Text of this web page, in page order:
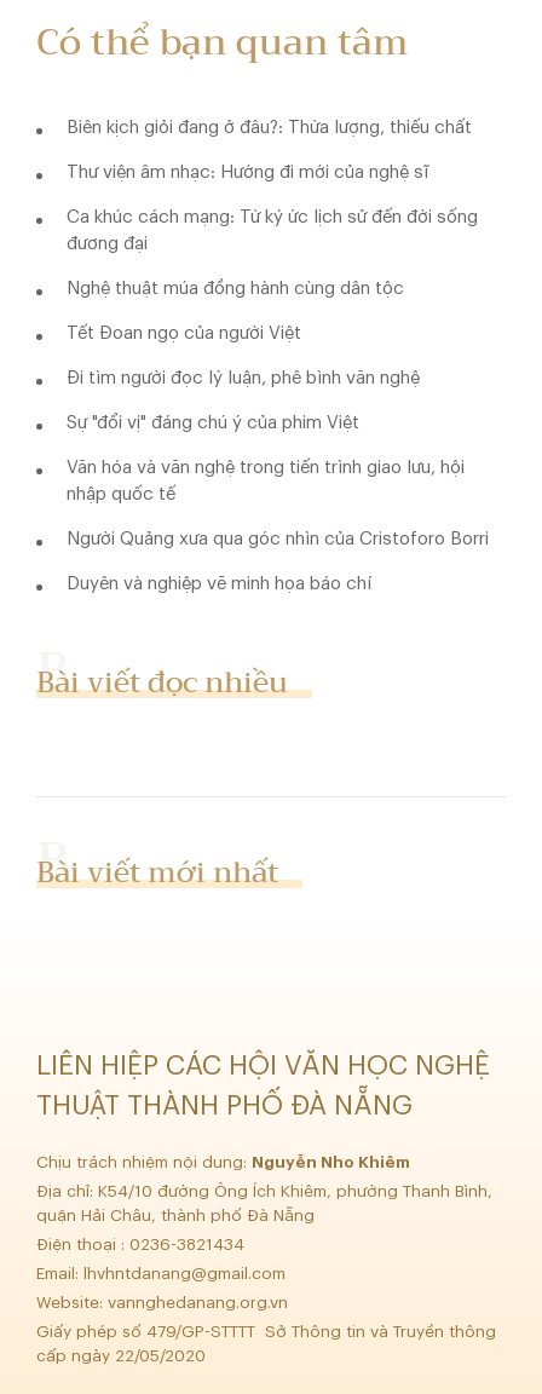
Có thể bạn quan tâm
Biên kịch giỏi đang ở đâu?: Thừa lượng, thiếu chất
Thư viện âm nhạc: Hướng đi mới của nghệ sĩ
Ca khúc cách mạng: Từ ký ức lịch sử đến đời sống
đương đại
Nghệ thuật múa đồng hành cùng dân tộc
Tết Đoan ngọ của người Việt
Đi tìm người đọc lý luận, phê bình văn nghệ
Sự "đổi vị" đáng chú ý của phim Việt
Văn hóa và văn nghệ trong tiến trình giao lưu, hội
nhập quốc tế
Người Quảng xưa qua góc nhìn của Cristoforo Borri
Duyên và nghiệp vẽ minh họa báo chí
Bài viết đọc nhiều
Bài viết mới nhất
LIÊN HIỆP CÁC HỘI VĂN HỌC NGHỆ
THUẬT THÀNH PHỐ ĐÀ NẴNG
Chịu trách nhiệm nội dung: Nguyễn Nho Khiêm
Địa chỉ: K54/10 đường Ông Ích Khiêm, phường Thanh Bình,
quận Hải Châu, thành phố Đà Nẵng
Điện thoại : 0236-3821434
Email:
lhvhntdanang@gmail.com
Website: vannghedanang.org.vn
Giấy phép số 479/GP-STTTT Sở Thông tin và Truyền thông
cấp ngày 22/05/2020